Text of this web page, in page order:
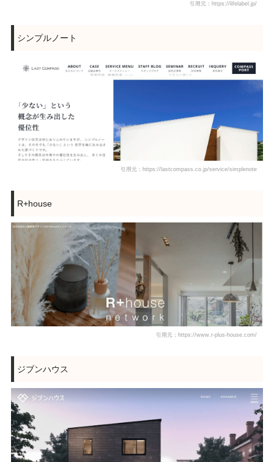
引用元：https://lifelabel.jp/
シンプルノート
引用元：https://lastcompass.co.jp/service/simplenote
R+house
引用元：https://www.r-plus-house.com/
ジブンハウス